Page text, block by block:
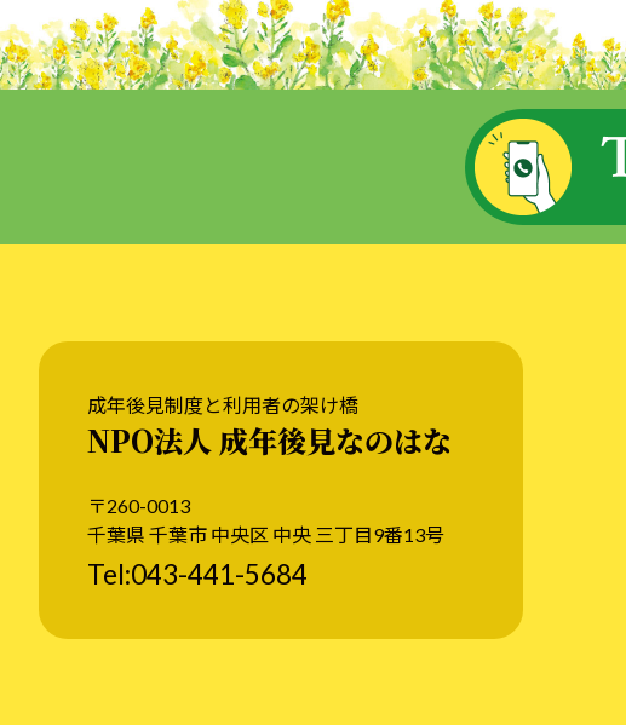
成年後見制度と利用者の架け橋
NPO法人 成年後見なのはな
〒260-0013
千葉県 千葉市 中央区 中央 三丁目9番13号
Tel:043-441-5684